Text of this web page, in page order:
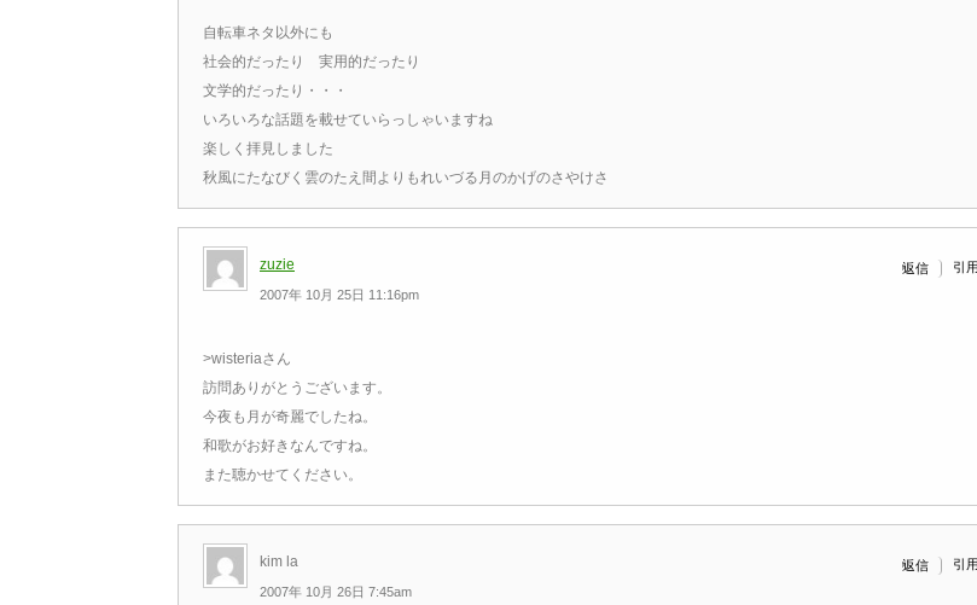
自転車ネタ以外にも
社会的だったり 実用的だったり
文学的だったり・・・
いろいろな話題を載せていらっしゃいますね
楽しく拝見しました
秋風にたなびく雲のたえ間よりもれいづる月のかげのさやけさ
zuzie
2007年 10月 25日 11:16pm
返信 引用
>wisteriaさん
訪問ありがとうございます。
今夜も月が奇麗でしたね。
和歌がお好きなんですね。
また聴かせてください。
kim la
2007年 10月 26日 7:45am
返信 引用